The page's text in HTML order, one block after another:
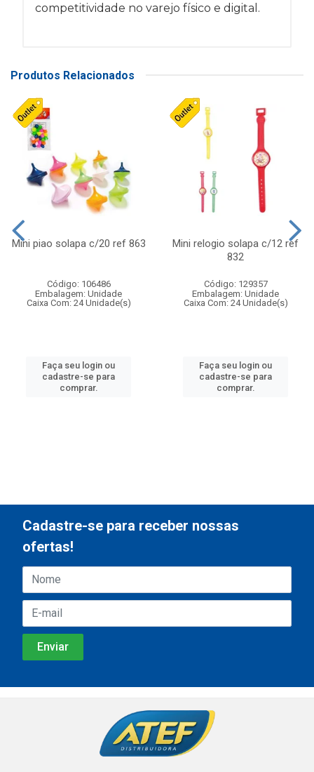
competitividade no varejo físico e digital.
Produtos Relacionados
Mini piao solapa c/20 ref 863
Código: 106486
Embalagem: Unidade
Caixa Com: 24 Unidade(s)
Faça seu login ou
cadastre-se para
comprar.
Mini relogio solapa c/12 ref
832
Código: 129357
Embalagem: Unidade
Caixa Com: 24 Unidade(s)
Faça seu login ou
cadastre-se para
comprar.
Cadastre-se para receber nossas
ofertas!